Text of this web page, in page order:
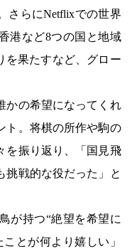
さらにNetflixでの世界
港など8つの国と地域
を果たすなど、グロー
かの希望になってくれ
ト。将棋の所作や駒の
を振り返り、「国見飛
挑戦的な役だった」と
が持つ“絶望を希望に
とが何より嬉しい」